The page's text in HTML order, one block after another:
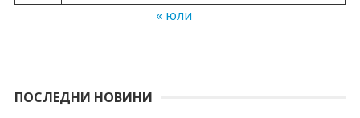
« юли
ПОСЛЕДНИ НОВИНИ